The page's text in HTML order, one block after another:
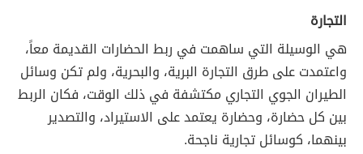
التجارة
هي الوسيلة التي ساهمت في ربط الحضارات القديمة معاً،
واعتمدت على طرق التجارة البرية، والبحرية، ولم تكن وسائل
الطيران الجوي التجاري مكتشفة في ذلك الوقت، فكان الربط
بين كل حضارة، وحضارة يعتمد على الاستيراد، والتصدير
بينهما، كوسائل تجارية ناجحة.